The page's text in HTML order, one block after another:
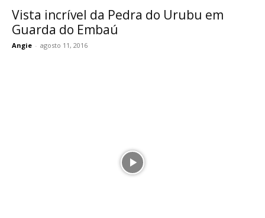
Vista incrível da Pedra do Urubu em
Guarda do Embaú
Angie - agosto 11, 2016